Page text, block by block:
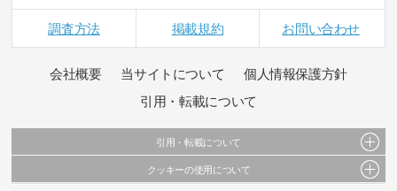
調査方法 掲載規約 お問い合わせ
会社概要 当サイトについて
個人情報保護方針
引用・転載について
引用・転載について
当サイトで公開されている情報（文字、写真、イラスト、画像データ等）及びこれらの配
クッキーの使用について